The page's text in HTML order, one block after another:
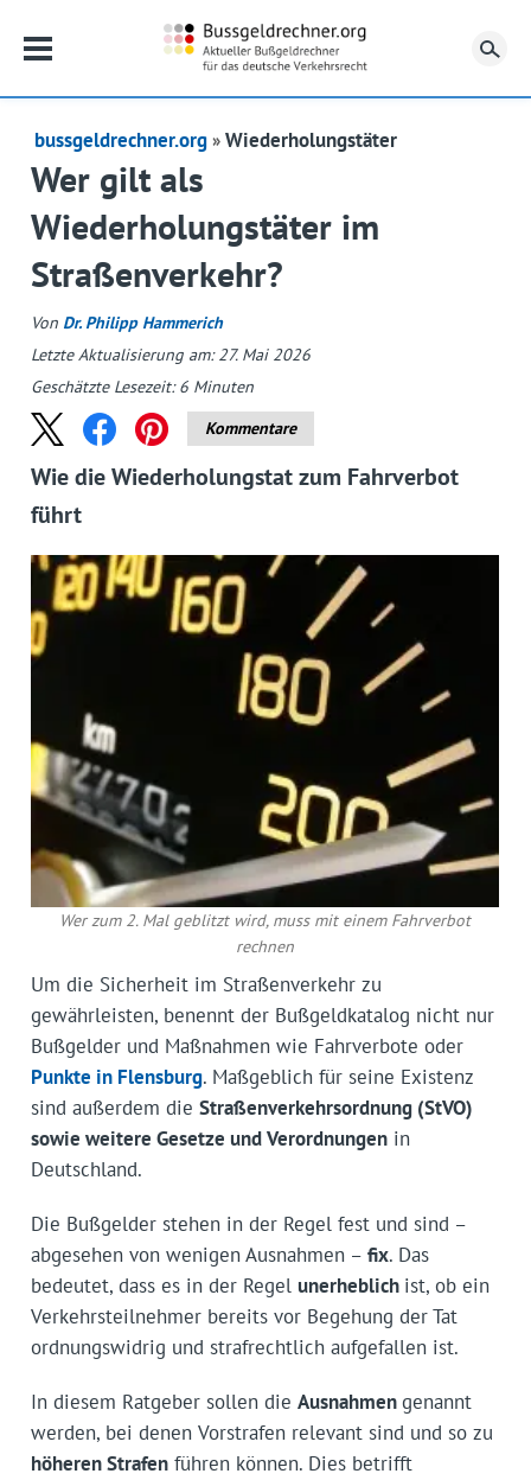
bussgeldrechner.org Wiederholungstäter
Wer gilt als
Wiederholungstäter im
Straßenverkehr?
Von Dr. Philipp Hammerich
Letzte Aktualisierung am: 27. Mai 2026
Geschätzte Lesezeit:6 Minuten
Kommentare
Wie die Wiederholungstat zum Fahrverbot
führt
Wer zum 2. Mal geblitzt wird, muss mit einem Fahrverbot
rechnen
Um die Sicherheit im Straßenverkehr zu
gewährleisten, benennt der Bußgeldkatalog nicht nur
Bußgelder und Maßnahmen wie Fahrverbote oder
Punkte in Flensburg. Maßgeblich für seine Existenz
sind außerdem die Straßenverkehrsordnung (StVO)
sowie weitere Gesetze und Verordnungenin
Deutschland.
Die Bußgelder stehen in der Regel fest und sind –
abgesehen von wenigen Ausnahmen – fix. Das
bedeutet, dass es in der Regel unerheblich ist, ob ein
Verkehrsteilnehmer bereits vor Begehung der Tat
ordnungswidrig und strafrechtlich aufgefallen ist.
In diesem Ratgeber sollen die Ausnahmengenannt
werden, bei denen Vorstrafen relevant sind und so zu
höheren Strafenführen können. Dies betrifft